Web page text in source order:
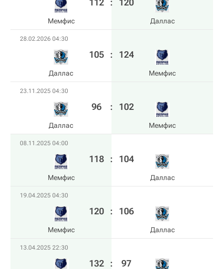
Мемфис
112 : 120
Даллас
28.02.2026 04:30
Даллас
105 : 124
Мемфис
23.11.2025 04:30
Даллас
96 : 102
Мемфис
08.11.2025 04:00
Мемфис
118 : 104
Даллас
19.04.2025 04:30
Мемфис
120 : 106
Даллас
13.04.2025 22:30
132 : 97